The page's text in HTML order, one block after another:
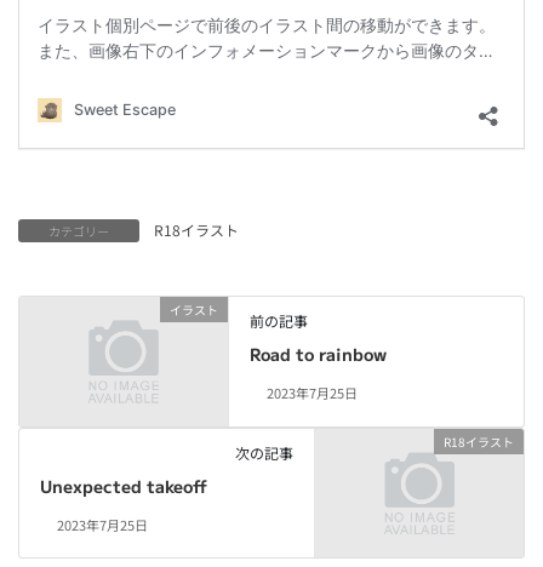
カテゴリー R18イラスト
イラスト
前の記事
Road to rainbow
2023年7月25日
R18イラスト
次の記事
Unexpected takeoff
2023年7月25日